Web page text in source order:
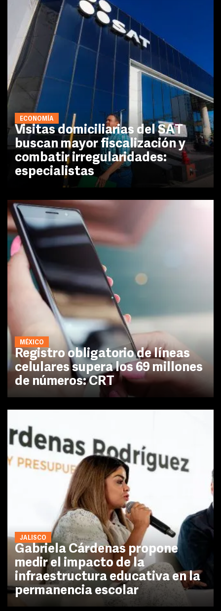
ECONOMÍA
Visitas domiciliarias del SAT
buscan mayor fiscalización y
combatir irregularidades:
especialistas
MÉXICO
Registro obligatorio de líneas
celulares supera los 69 millones
de números: CRT
JALISCO
Gabriela Cárdenas propone
medir el impacto de la
infraestructura educativa en la
permanencia escolar